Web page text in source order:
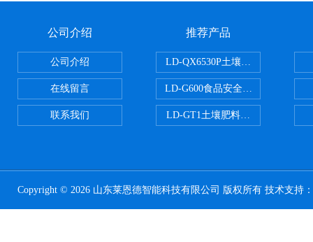
公司介绍
公司介绍
在线留言
联系我们
推荐产品
LD-QX6530P土壤氧化还原电位检
LD-G600食品安全检测仪
LD-GT1土壤肥料养分检测仪
Copyright © 2026 山东莱恩德智能科技有限公司 版权所有 技术支持：